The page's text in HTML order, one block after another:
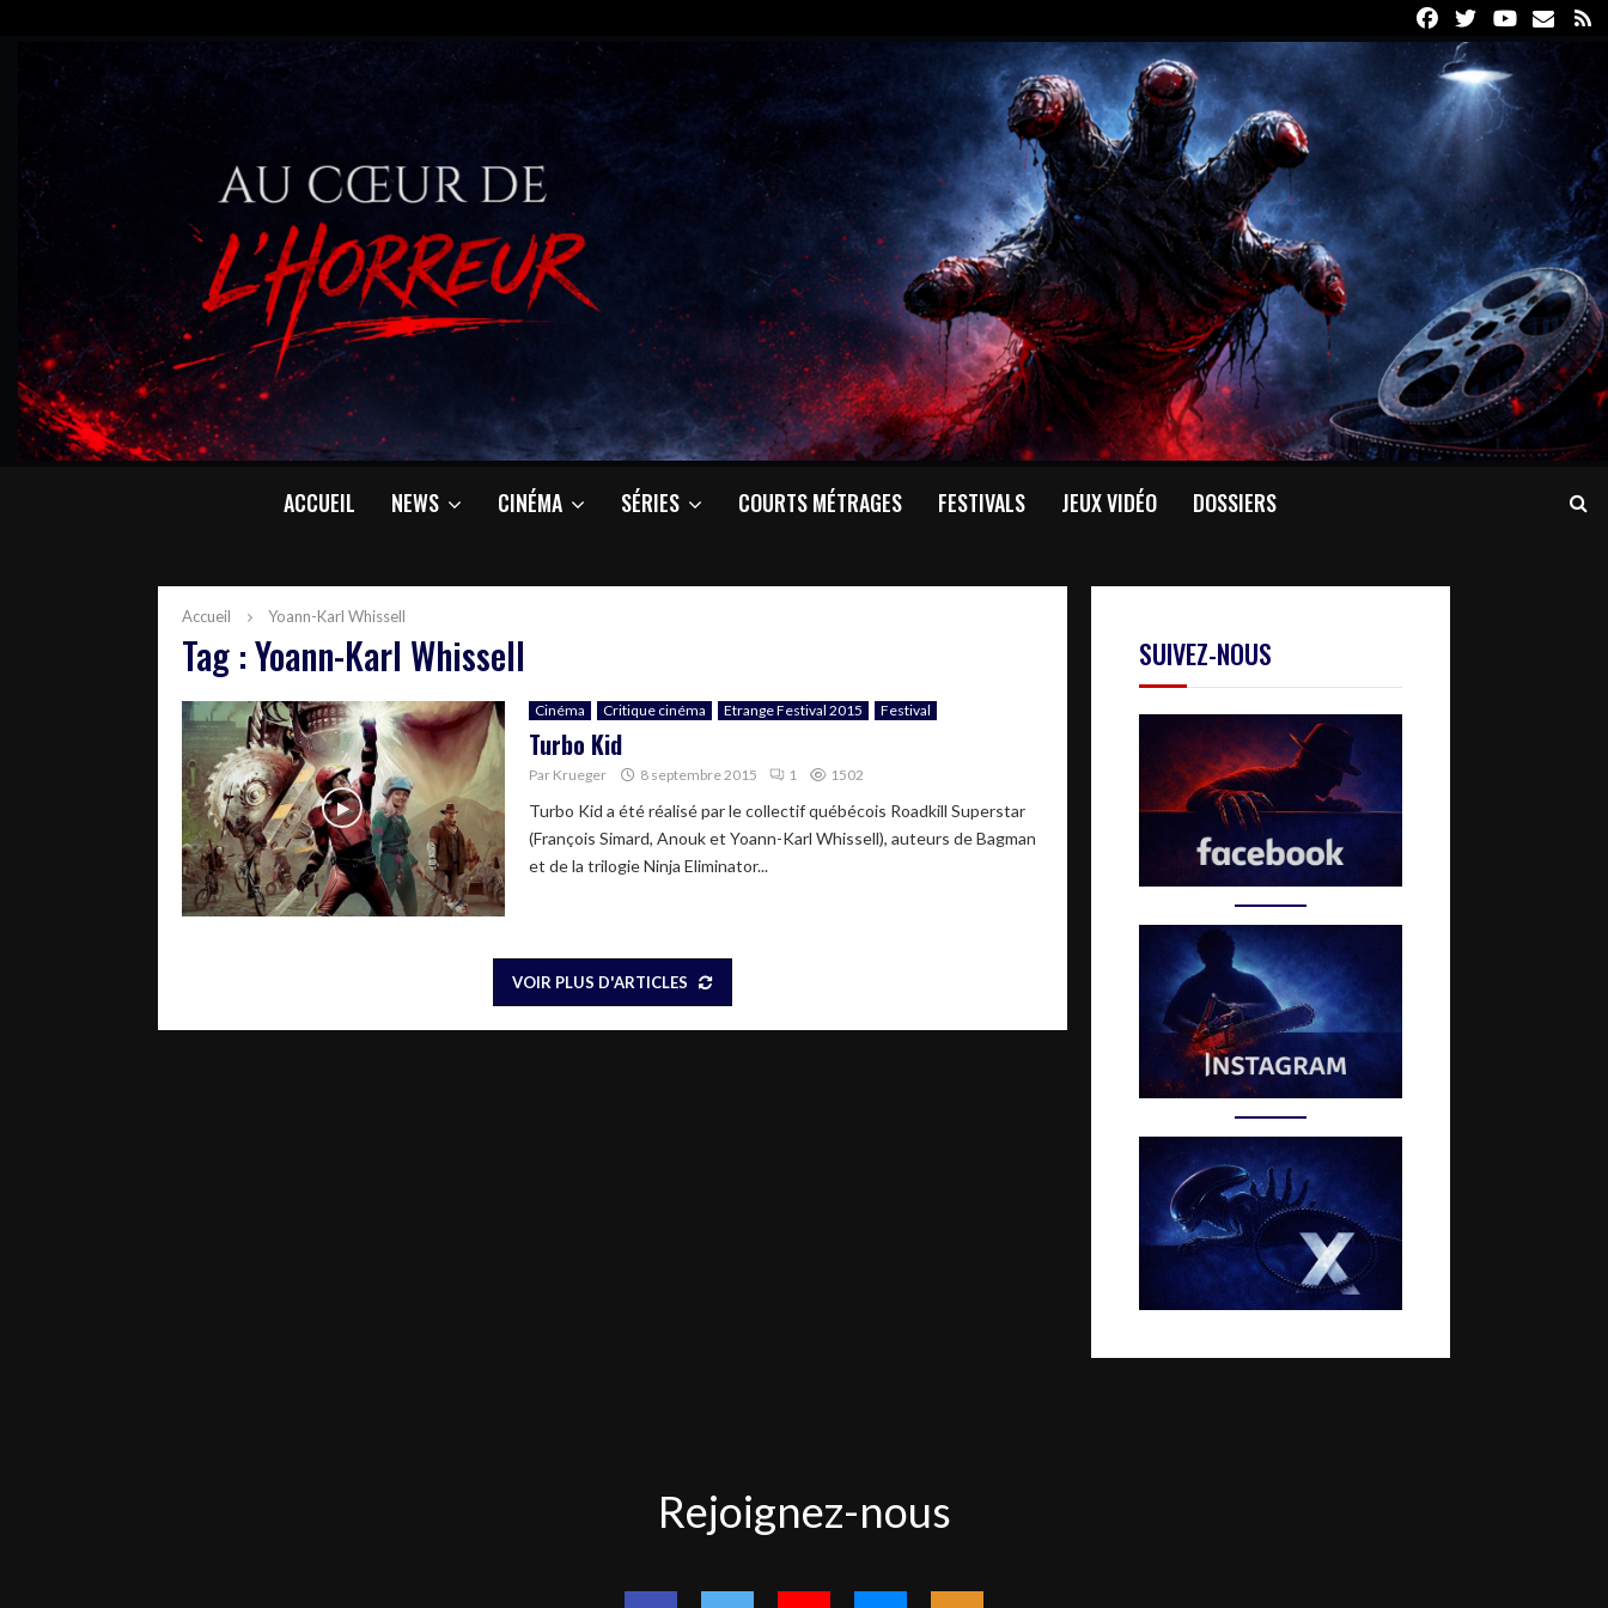
FacebookTwitterYoutube
Email
ACCUEIL NEWS CINÉMA SÉRIES COURTS MÉTRAGES FESTIVALS JEUX VIDÉO DOSSIERS
Accueil Yoann-Karl Whissell
Tag : Yoann-Karl Whissell
Cinéma Critique cinéma Etrange Festival 2015 Festival
Turbo Kid
Par Krueger 8 septembre 2015 1 1502
Turbo Kid a été réalisé par le collectif québécois Roadkill Superstar
(François Simard, Anouk et Yoann-Karl Whissell), auteurs de Bagman
et de la trilogie Ninja Eliminator...
VOIR PLUS D'ARTICLES
SUIVEZ-NOUS
nous
Rejoignez-nous